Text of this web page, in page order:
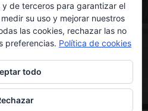
de terceros para garantizar el
su uso y mejorar nuestros
las cookies, rechazar las no
preferencias. Política de cookies
todo